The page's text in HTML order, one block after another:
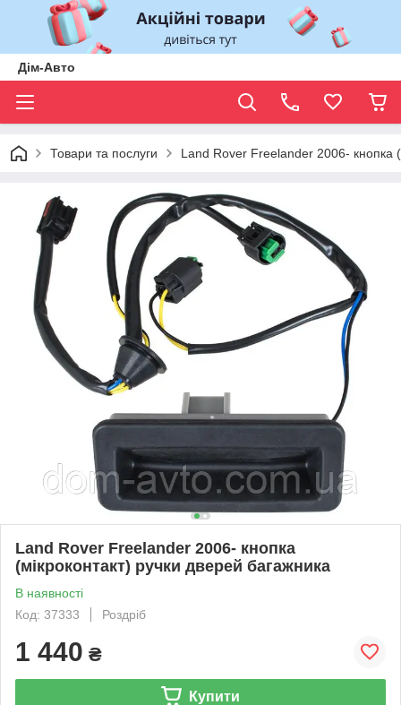
Дім-Авто
Товари та послуги Land Rover Freelander 2006- кнопка
Land Rover Freelander 2006- кнопка
(мікроконтакт) ручки дверей багажника
В наявності
Код: 37333
Роздріб
1 440 ₴
Купити